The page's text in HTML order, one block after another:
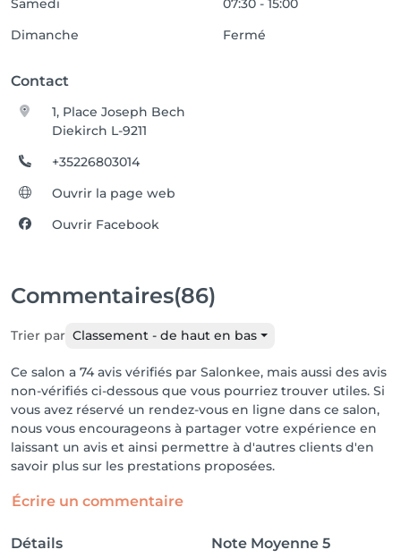
Samedi
07:30 - 15:00
Dimanche
Fermé
Contact
1, Place Joseph Bech
Diekirch L-9211
+35226803014
Ouvrir la page web
Ouvrir Facebook
Commentaires(86)
Trier par Classement - de haut en bas
Ce salon a 74 avis vérifiés par Salonkee, mais aussi des avis
non-vérifiés ci-dessous que vous pourriez trouver utiles. Si
vous avez réservé un rendez-vous en ligne dans ce salon,
nous vous encourageons à partager votre expérience en
laissant un avis et ainsi permettre à d'autres clients d'en
savoir plus sur les prestations proposées.
Écrire un commentaire
Détails Note Moyenne 5